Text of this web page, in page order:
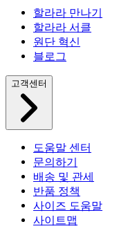
할라라 만나기
할라라 서클
원단 혁신
블로그
고객센터
도움말 센터
문의하기
배송 및 관세
반품 정책
사이즈 도움말
사이트맵